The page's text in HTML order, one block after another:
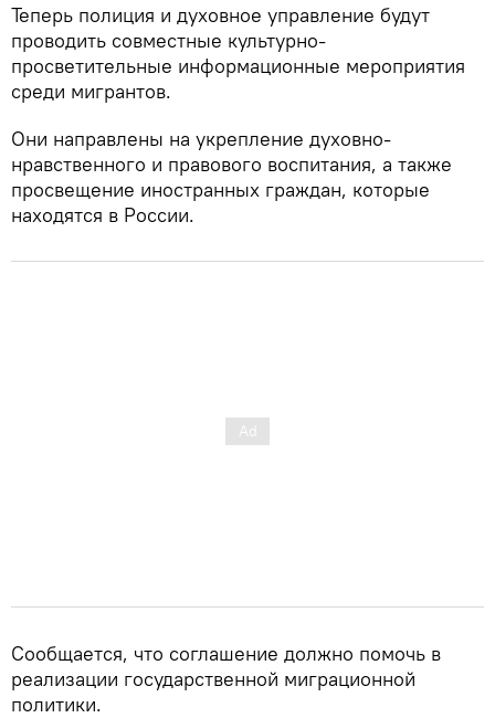
Теперь полиция и духовное управление будут
проводить совместные культурно-
просветительные информационные мероприятия
среди мигрантов.
Они направлены на укрепление духовно-
нравственного и правового воспитания, а также
просвещение иностранных граждан, которые
находятся в России.
Сообщается, что соглашение должно помочь в
реализации государственной миграционной
политики.